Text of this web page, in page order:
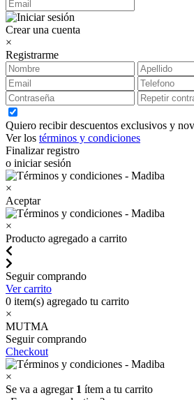
Crear una cuenta
×
Registrarme
Quiero recibir descuentos exclusivos y
Ver los términos y condiciones
Finalizar registro
o iniciar sesión
×
Aceptar
×
Producto agregado a carrito
Seguir comprando
Ver carrito
0 item(s) agregado tu carrito
×
MUTMA
Seguir comprando
Checkout
×
Se va a agregar 1 ítem a tu carrito